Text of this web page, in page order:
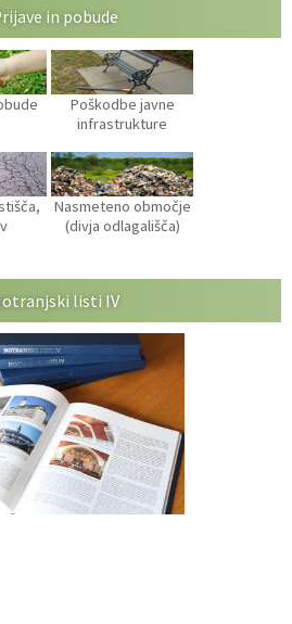
in pobude
Poškodbe javne
infrastrukture
Nasmeteno območje
(divja odlagališča)
listi IV